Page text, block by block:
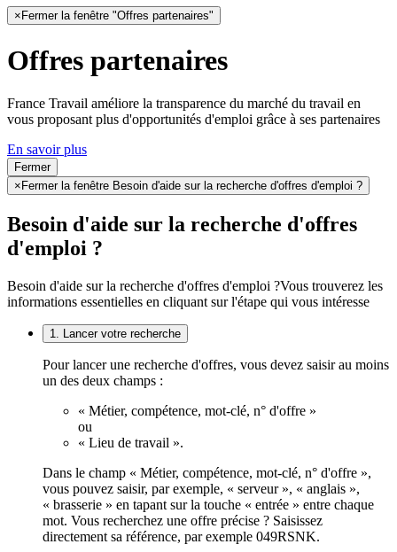
× Fermer la fenêtre "Offres partenaires"
Offres partenaires
France Travail améliore la transparence du marché du travail en
vous proposant plus d'opportunités d'emploi grâce à ses partenaires
En savoir plus
Fermer
× Fermer la fenêtre Besoin d'aide sur la recherche d'offres d'emploi ?
Besoin d'aide sur la recherche d'offres
d'emploi ?
Besoin d'aide sur la recherche d'offres d'emploi ?Vous trouverez les
informations essentielles en cliquant sur l'étape qui vous intéresse
1. Lancer votre recherche
Pour lancer une recherche d'offres, vous devez saisir au moins
un des deux champs :
« Métier, compétence, mot-clé, n° d'offre »
ou
« Lieu de travail ».
Dans le champ « Métier, compétence, mot-clé, n° d'offre »,
vous pouvez saisir, par exemple, « serveur », « anglais »,
« brasserie » en tapant sur la touche « entrée » entre chaque
mot. Vous recherchez une offre précise ? Saisissez
directement sa référence, par exemple 049RSNK.